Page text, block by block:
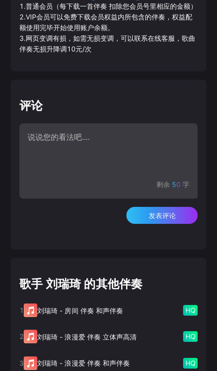
1.普通会员（每下载一首伴奏 扣除您会员号里相应的金额）
2.VIP会员可以免费下载会员权益内所包含的伴奏，权益配
额使用完毕开始使用账户余额。
3.网页变调有损，如需无损变调，可以联系在线客服，歌曲
伴奏无损升降调10元/次
评论
剩余 50 字
发表评论
歌手 刘瑞琦 的其他伴奏
1 刘瑞琦 - 房间 伴奏 和声伴奏 HQ
2 刘瑞琦 -浪漫爱 伴奏 立体声高清 HQ
3 刘瑞琦 -浪漫爱 伴奏 和声伴奏 HQ